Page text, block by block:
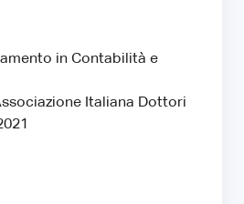
in Contabilità e
Italiana Dottori